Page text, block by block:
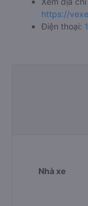
https://
Điện thoại:
Nhà xe